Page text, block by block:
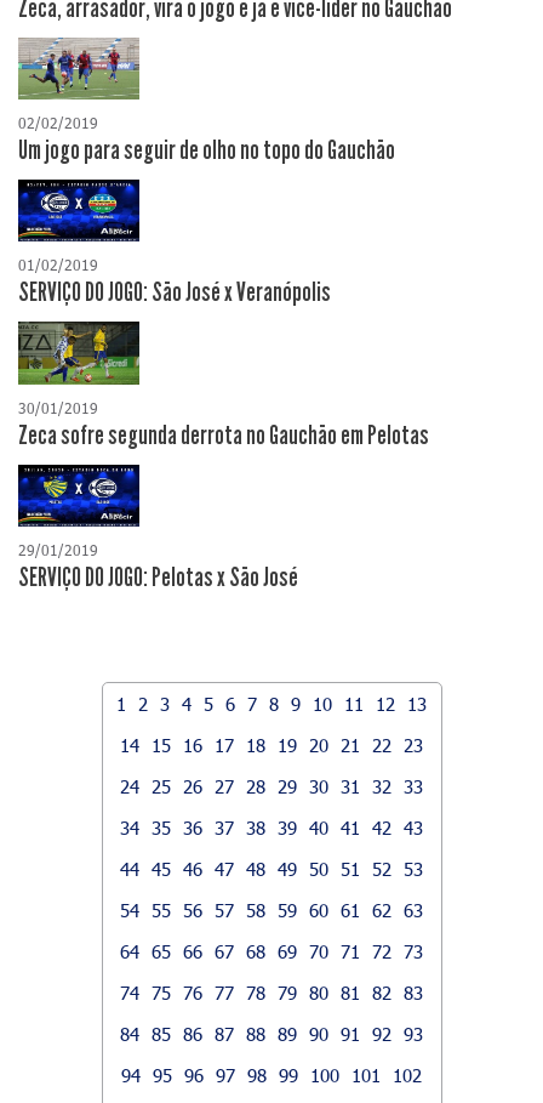
Zeca, arrasador, vira o jogo e já é vice-líder no Gauchão
02/02/2019
Um jogo para seguir de olho no topo do Gauchão
01/02/2019
SERVIÇO DO JOGO: São José x Veranópolis
30/01/2019
Zeca sofre segunda derrota no Gauchão em Pelotas
29/01/2019
SERVIÇO DO JOGO: Pelotas x São José
1 2 3 4 5 6 7 8 9 10 11 12
13
14
15 16 17 18 19 20 21 22
23
24
25 26 27 28 29 30 31 32
33
34 35 36 37 38 39 40 41 42
43
44 45 46 47 48 49 50 51 52
53
54 55 56 57 58 59 60 61 62
63
64 65 66 67 68 69 70 71 72
73
74 75 76 77 78 79 80 81 82
83
84 85 86 87 88 89 90 91 92
93
94 95 96 97 98 99 100 101
102